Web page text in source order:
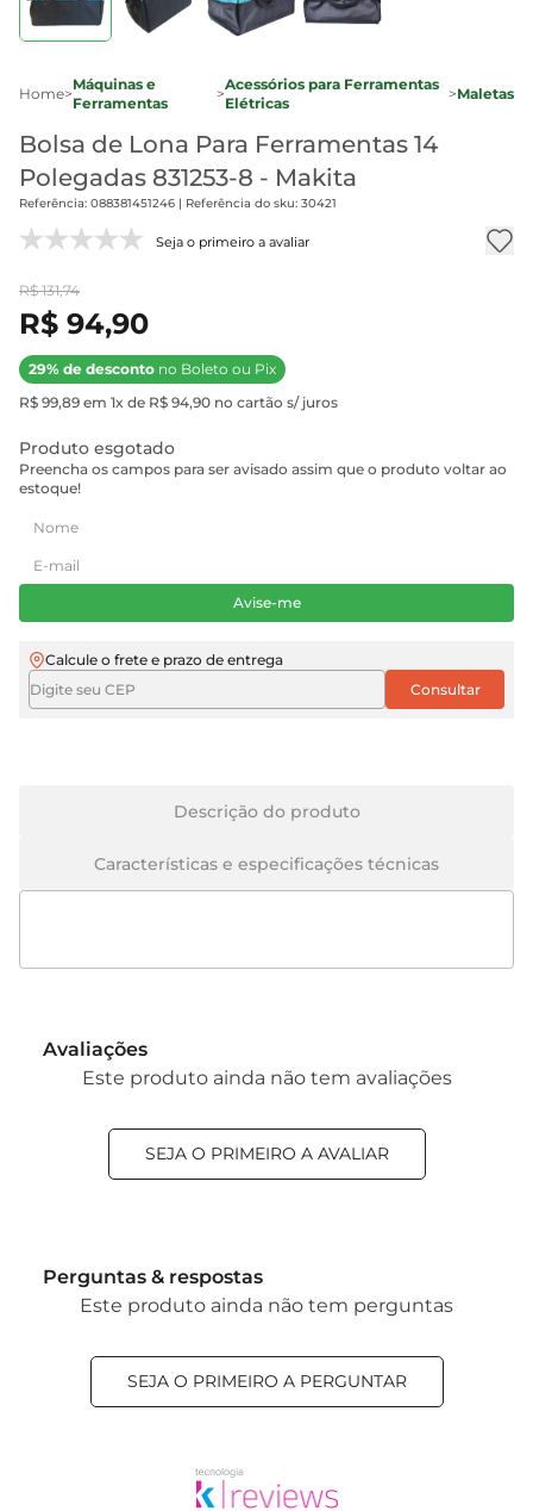
Home>
Máquinas e
Ferramentas
>
Acessórios para Ferramentas
Elétricas
>Maletas
Bolsa de Lona Para Ferramentas 14
Polegadas 831253-8 - Makita
Referência: 088381451246 | Referência do sku: 30421
Seja o primeiro a avaliar
R$ 131,74
R$ 94,90
29% de desconto no Boleto ou Pix
R$ 99,89 em 1x de R$ 94,90 no cartão s/ juros
Produto esgotado
Preencha os campos para ser avisado assim que o produto voltar ao
estoque!
Avise-me
Calcule o frete e prazo de entrega
Descrição do produto
Características e especificações técnicas
Avaliações
Este produto ainda não tem avaliações
SEJA O PRIMEIRO A AVALIAR
Perguntas & respostas
Este produto ainda não tem perguntas
SEJA O PRIMEIRO A PERGUNTAR